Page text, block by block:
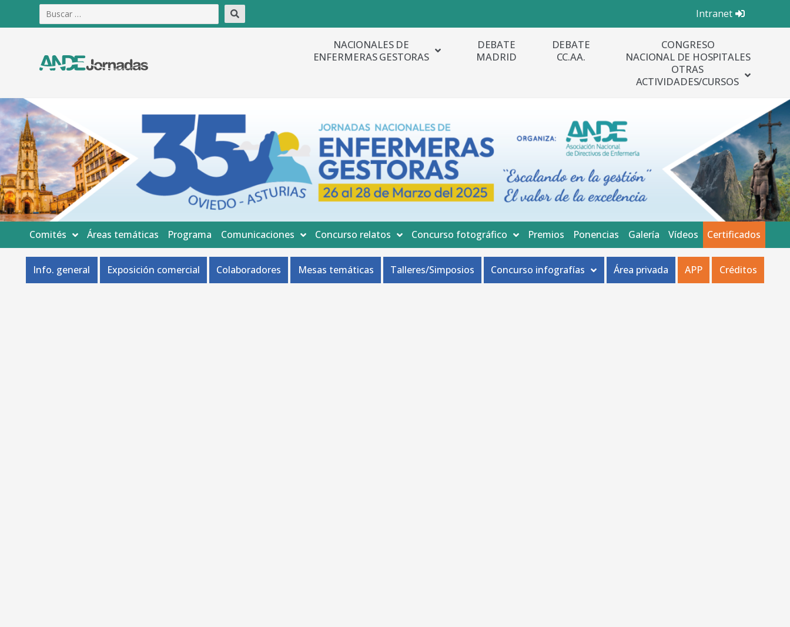
Intranet
NACIONALES DE
ENFERMERAS GESTORAS
DEBATE
MADRID
DEBATE
CC.AA.
CONGRESO
NACIONAL DE HOSPITALES
OTRAS
ACTIVIDADES/CURSOS
Comités Áreas temáticas Programa Comunicaciones Concurso relatos Concurso fotográfico Premios Ponencias Galería Vídeos Certificados
Info. general Exposición comercial Colaboradores Mesas temáticas Talleres/Simposios Concurso infografías Área privada APP Créditos